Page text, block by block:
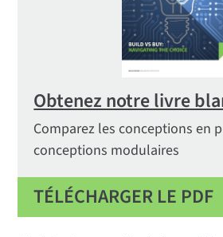
Obtenez notre livre
Comparez les conceptions en
conceptions modulaires
TÉLÉCHARGER LE PDF